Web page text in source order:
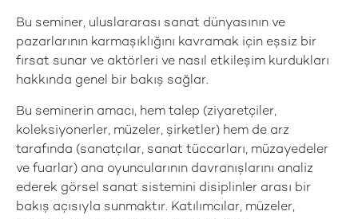
Bu seminer, uluslararası sanat dünyasının ve
pazarlarının karmaşıklığını kavramak için eşsiz bir
fırsat sunar ve aktörleri ve nasıl etkileşim kurdukları
hakkında genel bir bakış sağlar.
Bu seminerin amacı, hem talep (ziyaretçiler,
koleksiyonerler, müzeler, şirketler) hem de arz
tarafında (sanatçılar, sanat tüccarları, müzayedeler
ve fuarlar) ana oyuncularının davranışlarını analiz
ederek görsel sanat sistemini disiplinler arası bir
bakış açısıyla sunmaktır. Katılımcılar, müzeler,